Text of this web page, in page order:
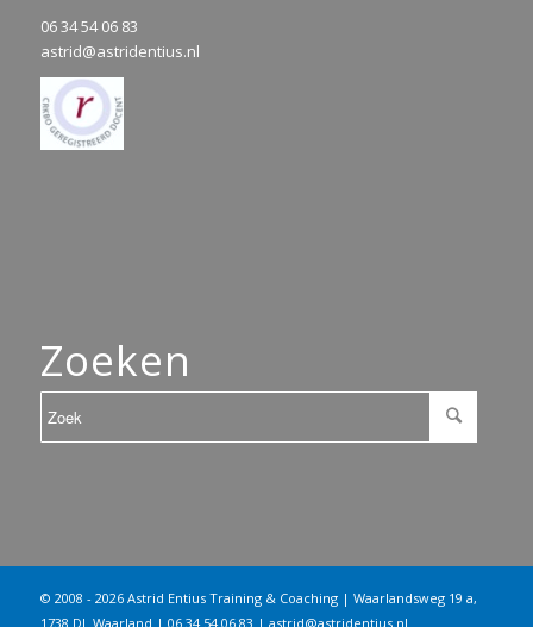
06 34 54 06 83
astrid@astridentius.nl
Zoeken
© 2008 - 2026 Astrid Entius Training & Coaching | Waarlandsweg 19 a,
1738 DL Waarland | 06 34 54 06 83 | astrid@astridentius.nl